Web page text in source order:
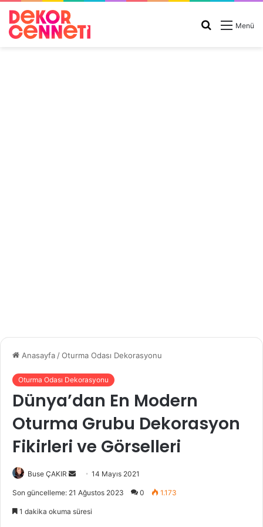
Menü
Arama
Anasayfa /Oturma Odası Dekorasyonu
Oturma Odası Dekorasyonu
Dünya’dan En Modern
Oturma Grubu Dekorasyon
Fikirleri ve Görselleri
Buse ÇAKIR
e
14 Mayıs 2021
Son güncelleme: 21 Ağustos 2023 0 1.173
1 dakika okuma süresi